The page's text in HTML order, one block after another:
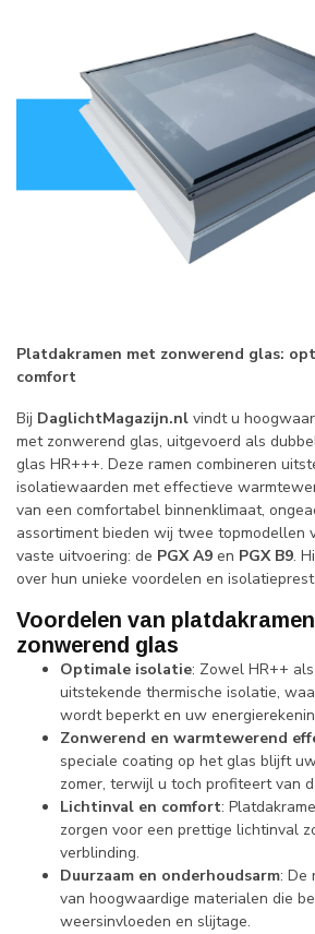
Platdakramen met zonwerend glas:
comfort
Bij DaglichtMagazijn.nl vindt u
met zonwerend glas, uitgevoerd als
glas HR+++. Deze ramen combineren
isolatiewaarden met effectieve
van een comfortabel binnenklimaat,
assortiment bieden wij twee topmodellen
vaste uitvoering: de PGX A9 en PGX B9.
over hun unieke voordelen en
Voordelen van
zonwerend glas
Optimale isolatie: Zowel HR++
uitstekende thermische isolatie,
wordt beperkt en uw
Zonwerend en warmtewerend
speciale coating op het glas blijft
zomer, terwijl u toch profiteert van
Lichtinval en comfort:
zorgen voor een prettige lichtinval
verblinding.
Duurzaam en onderhoudsarm: De
van hoogwaardige materialen die
weersinvloeden en slijtage.